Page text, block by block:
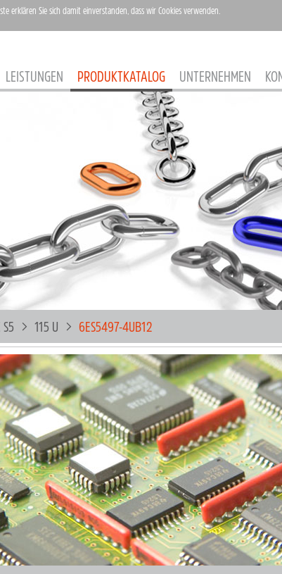
LEISTUNGEN PRODUKTKATALOG UNTERNEHMEN
S5 115 U 6ES5497-4UB12
erklären Sie sich damit einverstanden, dass wir Cookies verwenden.